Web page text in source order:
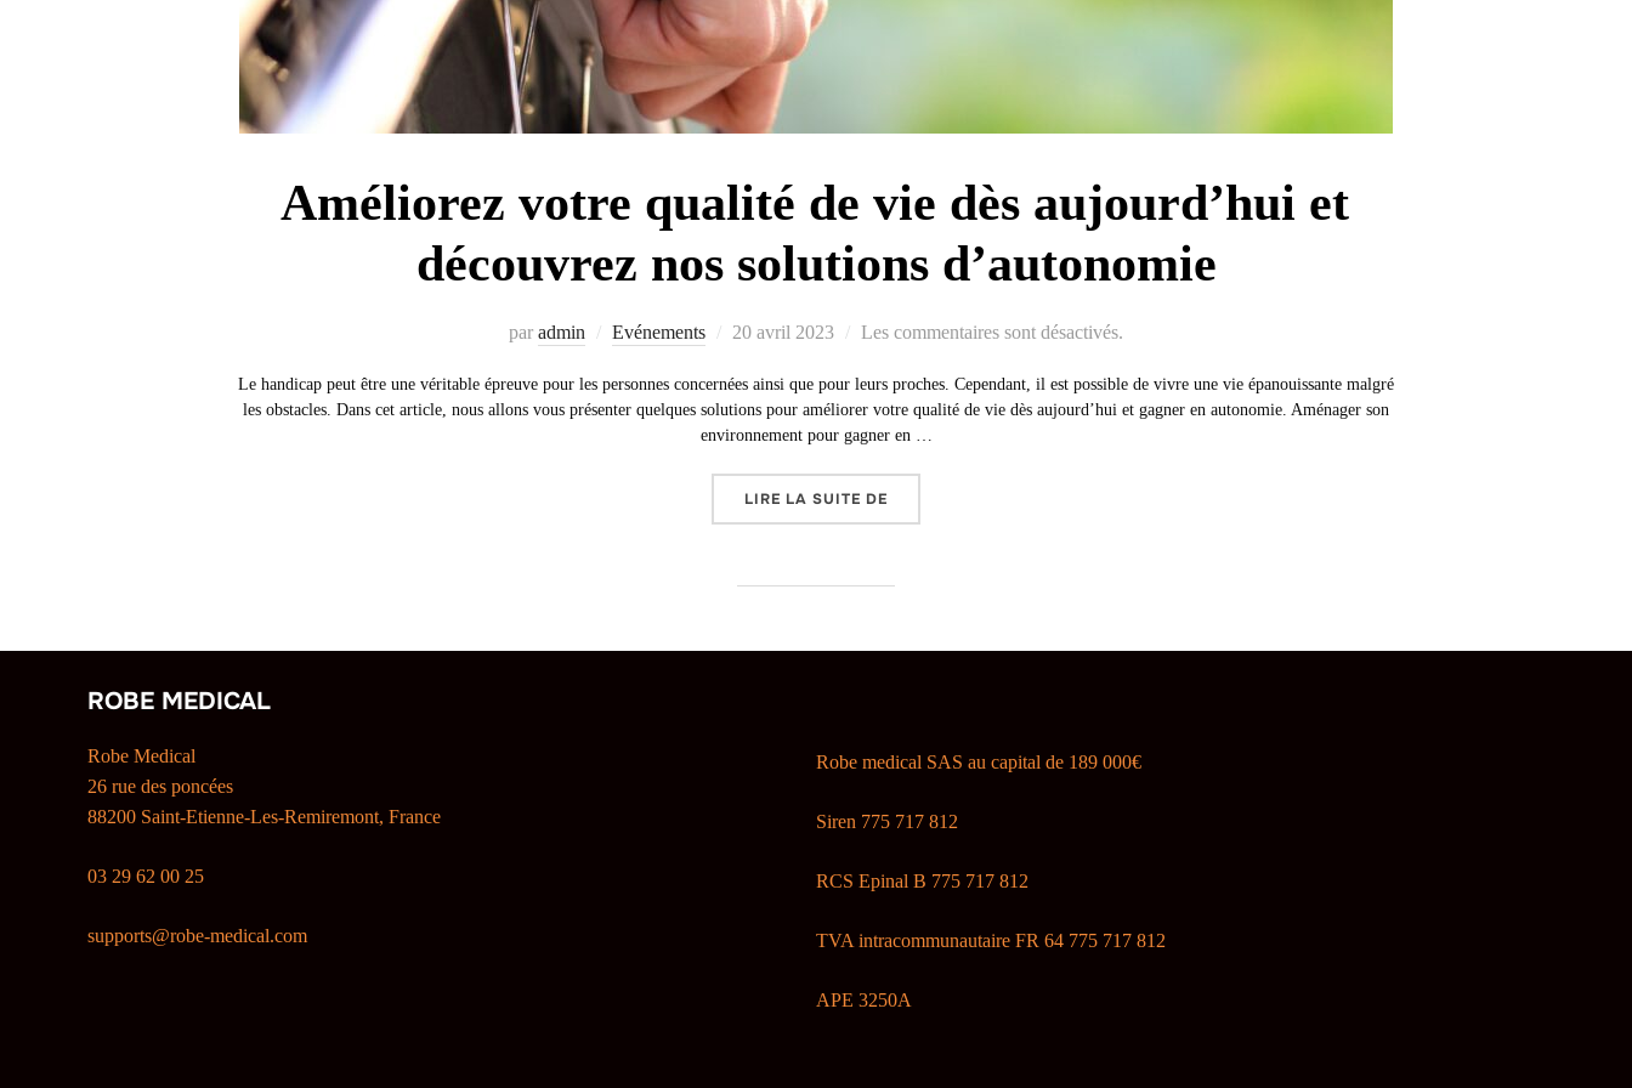
Améliorez votre qualité de vie dès aujourd’hui et
découvrez nos solutions d’autonomie
par admin Evénements
Publié
20 avril 2023 Les commentaires sont désactivés.
Le handicap peut être une véritable épreuve pour les personnes concernées ainsi que pour leurs proches. Cependant, il est possible de vivre une vie épanouissante malgré
les obstacles. Dans cet article, nous allons vous présenter quelques solutions pour améliorer votre qualité de vie dès aujourd’hui et gagner en autonomie. Aménager son
environnement pour gagner en …
LIRE LA SUITE DE
ROBE MEDICAL
Robe Medical
26 rue des poncées
88200 Saint-Etienne-Les-Remiremont, France
03 29 62 00 25
supports@robe-medical.com
Robe medical SAS au capital de 189 000€
Siren 775 717 812
RCS Epinal B 775 717 812
TVA intracommunautaire FR 64 775 717 812
APE 3250A